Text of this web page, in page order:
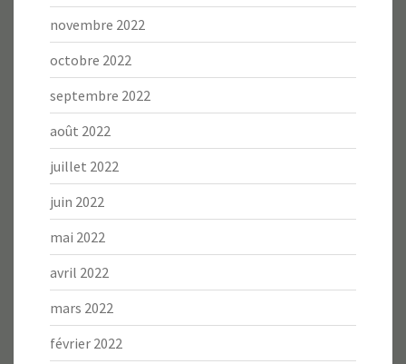
novembre 2022
octobre 2022
septembre 2022
août 2022
juillet 2022
juin 2022
mai 2022
avril 2022
mars 2022
février 2022